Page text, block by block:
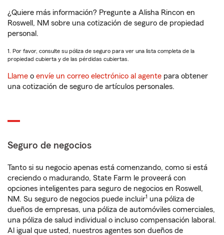
¿Quiere más información? Pregunte a Alisha Rincon en
Roswell, NM sobre una cotización de seguro de propiedad
personal.
1. Por favor, consulte su póliza de seguro para ver una lista completa de la
propiedad cubierta y de las pérdidas cubiertas.
Llame o envíe un correo electrónico al agente para obtener
una cotización de seguro de artículos personales.
Seguro de negocios
Tanto si su negocio apenas está comenzando, como si está
creciendo o madurando, State Farm le proveerá con
opciones inteligentes para seguro de negocios en Roswell,
NM. Su seguro de negocios puede incluir1 una póliza de
dueños de empresas, una póliza de automóviles comerciales,
una póliza de salud individual o incluso compensación laboral.
Al igual que usted, nuestros agentes son dueños de